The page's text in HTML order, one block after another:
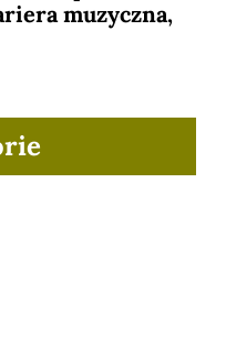
muzyczna,